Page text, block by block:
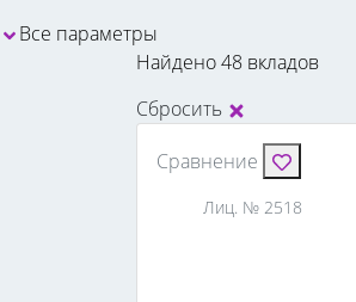
Все параметры
Найдено 48 вкладов
Сбросить
Сравнение
Лиц. № 2518